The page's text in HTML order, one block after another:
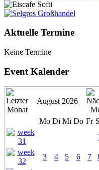
Aktuelle Termine
Keine Termine
Event Kalender
August 2026
Mo Di Mi Do Fr
3 4 5 6 7